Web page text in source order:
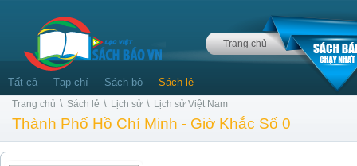
Trang chủ
Tất cả Tạp chí Sách bộ Sách lẻ
Trang chủ \ Sách lẻ \ Lịch sử \ Lịch sử Việt Nam
Thành Phố Hồ Chí Minh - Giờ Khắc Số 0